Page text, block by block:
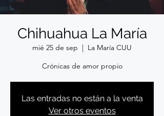
Chihuahua La María
mié 25 de sep
  |
La María CUU
Crónicas de amor propio
Las entradas no están a la venta
Ver otros eventos